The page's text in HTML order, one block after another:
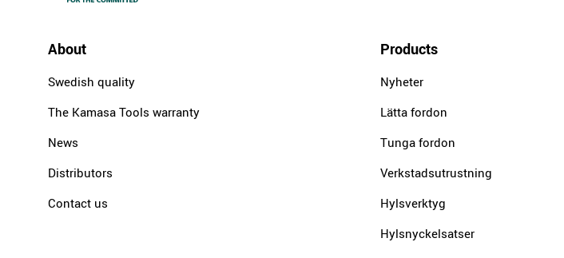
About
Swedish quality
The Kamasa Tools warranty
News
Distributors
Contact us
Products
Nyheter
Lätta fordon
Tunga fordon
Verkstadsutrustning
Hylsverktyg
Hylsnyckelsatser